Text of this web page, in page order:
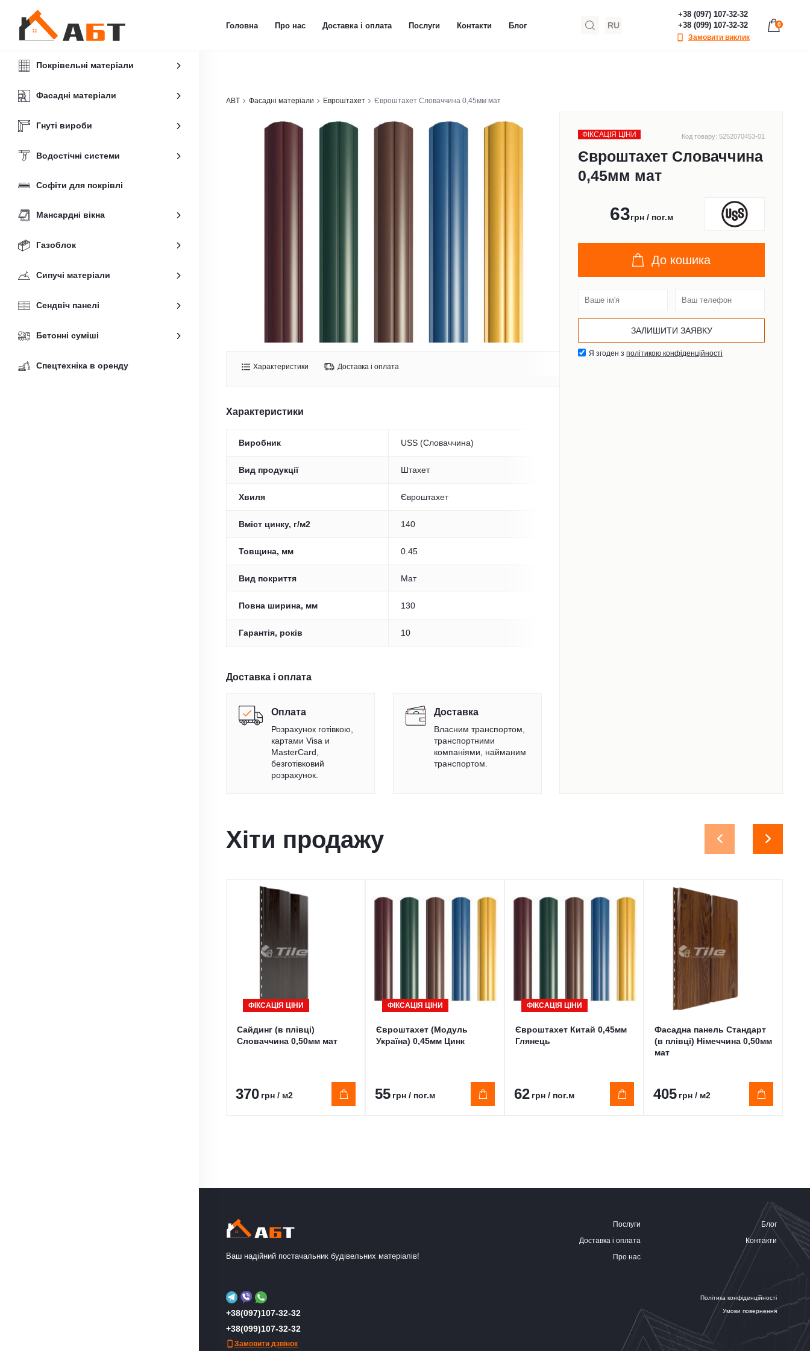
Головна Про нас Доставка і оплата Послуги Контакти Блог RU
+38 (097) 107-32-32
+38 (099) 107-32-32
Замовити виклик
0
Покрівельні матеріали
Фасадні матеріали
Гнуті вироби
Водостічні системи
Софіти для покрівлі
Мансардні вікна
Газоблок
Сипучі матеріали
Сендвіч панелі
Бетонні суміші
Спецтехніка в оренду
ABT Фасадні матеріали Евроштахет Євроштахет Словаччина 0,45мм мат
ФІКСАЦІЯ ЦІНИ Код товару: 5252070453-01
Євроштахет Словаччина
0,45мм мат
63грн / пог.м
До кошика
Я згоден зполітикою конфіденційності
Характеристики
Доставка і оплата
Характеристики
Виробник USS (Словаччина)
Вид продукції Штахет
Хвиля Євроштахет
Вміст цинку, г/м2 140
Товщина, мм 0.45
Вид покриття Мат
Повна ширина, мм 130
Гарантія, років 10
Доставка і оплата
Оплата
Розрахунок готівкою,
картами Visa и
MasterCard,
безготівковий
розрахунок.
Доставка
Власним транспортом,
транспортними
компаніями, найманим
транспортом.
Хіти продажу
ФІКСАЦІЯ ЦІНИ
Сайдинг (в плівці)
Словаччина 0,50мм мат
370 грн / м2
ФІКСАЦІЯ ЦІНИ
Євроштахет (Модуль
Україна) 0,45мм Цинк
55 грн / пог.м
ФІКСАЦІЯ ЦІНИ
Євроштахет Китай 0,45мм
Глянець
62 грн / пог.м
Фасадна панель Стандарт
(в плівці) Німеччина 0,50мм
мат
405 грн / м2
Ваш надійний постачальник будівельних матеріалів!
Послуги
Блог
Доставка і оплата
Контакти
Про нас
+38(097)107-32-32
+38(099)107-32-32
Замовити дзвінок
Політика конфіденційності
Умови повернення